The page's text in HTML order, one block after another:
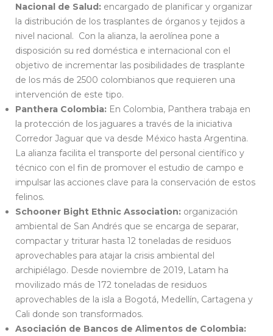
Nacional de Salud: encargado de planificar y organizar
la distribución de los trasplantes de órganos y tejidos a
nivel nacional. Con la alianza, la aerolínea pone a
disposición su red doméstica e internacional con el
objetivo de incrementar las posibilidades de trasplante
de los más de 2500 colombianos que requieren una
intervención de este tipo.
Panthera Colombia: En Colombia, Panthera trabaja en
la protección de los jaguares a través de la iniciativa
Corredor Jaguar que va desde México hasta Argentina.
La alianza facilita el transporte del personal científico y
técnico con el fin de promover el estudio de campo e
impulsar las acciones clave para la conservación de estos
felinos.
Schooner Bight Ethnic Association: organización
ambiental de San Andrés que se encarga de separar,
compactar y triturar hasta 12 toneladas de residuos
aprovechables para atajar la crisis ambiental del
archipiélago. Desde noviembre de 2019, Latam ha
movilizado más de 172 toneladas de residuos
aprovechables de la isla a Bogotá, Medellín, Cartagena y
Cali donde son transformados.
Asociación de Bancos de Alimentos de Colombia: